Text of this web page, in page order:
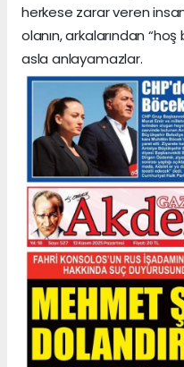
herkese zarar veren
olanın, arkalarından
asla anlayamazlar.